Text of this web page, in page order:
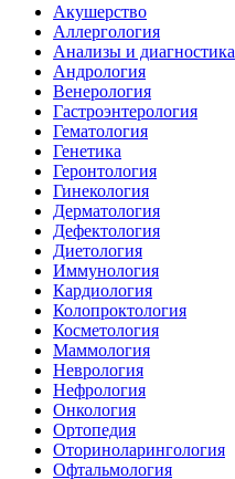
Акушерство
Аллергология
Анализы и диагностика
Андрология
Венерология
Гастроэнтерология
Гематология
Генетика
Геронтология
Гинекология
Дерматология
Дефектология
Диетология
Иммунология
Кардиология
Колопроктология
Косметология
Маммология
Неврология
Нефрология
Онкология
Ортопедия
Оториноларингология
Офтальмология